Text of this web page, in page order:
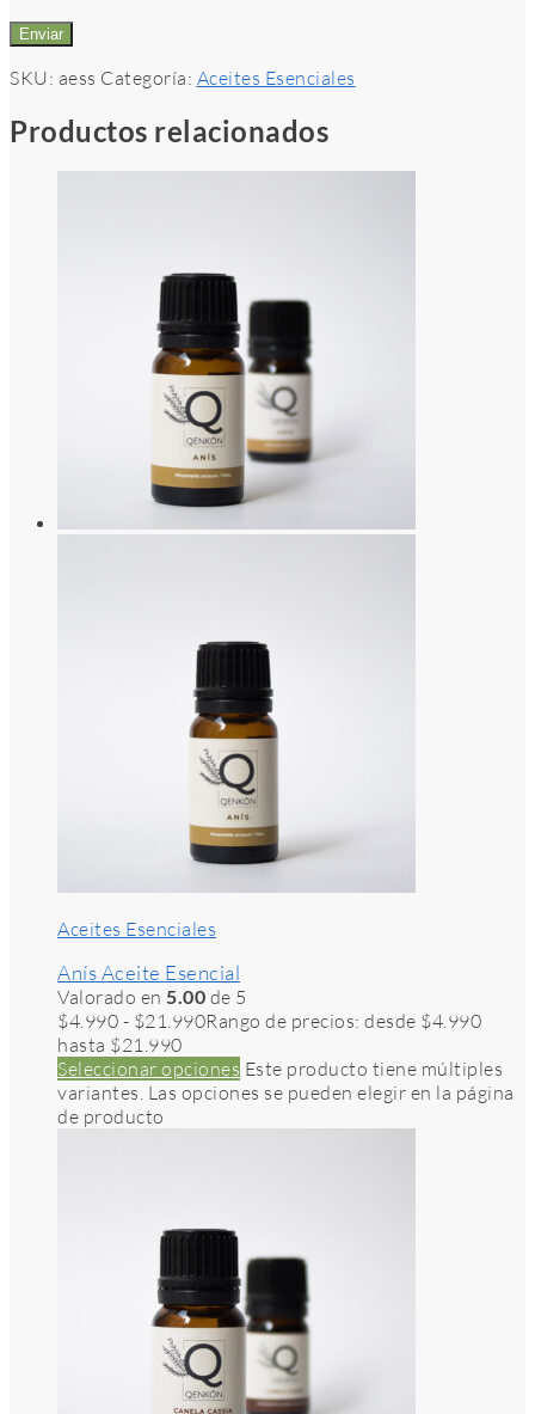
SKU: aess Categoría: Aceites Esenciales
Productos relacionados
Aceites Esenciales
Anís Aceite Esencial
Valorado en 5.00 de 5
$4.990 - $21.990Rango de precios: desde $4.990
hasta $21.990
Seleccionar opciones Este producto tiene múltiples
variantes. Las opciones se pueden elegir en la página
de producto